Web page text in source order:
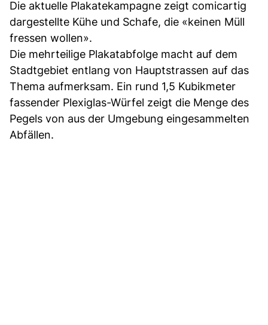
Die aktuelle Plakatekampagne zeigt comicartig
dargestellte Kühe und Schafe, die «keinen Müll
fressen wollen».
Die mehrteilige Plakatabfolge macht auf dem
Stadtgebiet entlang von Hauptstrassen auf das
Thema aufmerksam. Ein rund 1,5 Kubikmeter
fassender Plexiglas-Würfel zeigt die Menge des
Pegels von aus der Umgebung eingesammelten
Abfällen.